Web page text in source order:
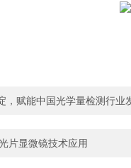
，赋能中国光学量检测行业
片显微镜技术应用